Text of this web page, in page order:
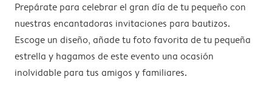
Prepárate para celebrar el gran día de tu pequeño con
nuestras encantadoras invitaciones para bautizos.
Escoge un diseño, añade tu foto favorita de tu pequeña
estrella y hagamos de este evento una ocasión
inolvidable para tus amigos y familiares.